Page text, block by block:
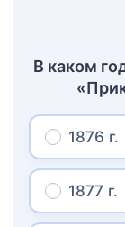
В каком
1876 г.
1877 г.